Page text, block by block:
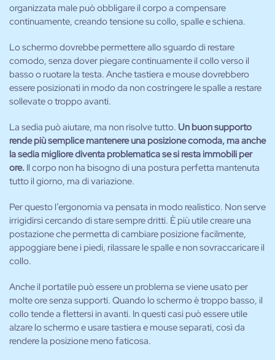
organizzata male può obbligare il corpo a compensare
continuamente, creando tensione su collo, spalle e schiena.
Lo schermo dovrebbe permettere allo sguardo di restare
comodo, senza dover piegare continuamente il collo verso il
basso o ruotare la testa. Anche tastiera e mouse dovrebbero
essere posizionati in modo da non costringere le spalle a restare
sollevate o troppo avanti.
La sedia può aiutare, ma non risolve tutto. Un buon supporto
rende più semplice mantenere una posizione comoda, ma anche
la sedia migliore diventa problematica se si resta immobili per
ore. Il corpo non ha bisogno di una postura perfetta mantenuta
tutto il giorno, ma di variazione.
Per questo l’ergonomia va pensata in modo realistico. Non serve
irrigidirsi cercando di stare sempre dritti. È più utile creare una
postazione che permetta di cambiare posizione facilmente,
appoggiare bene i piedi, rilassare le spalle e non sovraccaricare il
collo.
Anche il portatile può essere un problema se viene usato per
molte ore senza supporti. Quando lo schermo è troppo basso, il
collo tende a flettersi in avanti. In questi casi può essere utile
alzare lo schermo e usare tastiera e mouse separati, così da
rendere la posizione meno faticosa.